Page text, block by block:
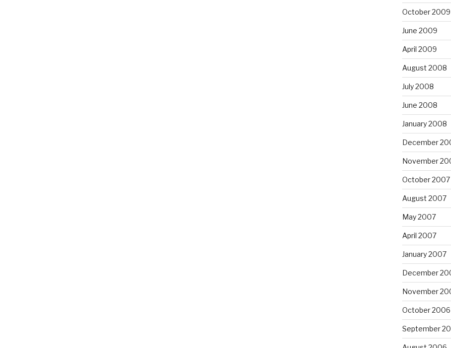
October 2009
June 2009
April 2009
August 2008
July 2008
June 2008
January 2008
December
November
October 2007
August 2007
May 2007
April 2007
January 2007
December
November
October 2006
September